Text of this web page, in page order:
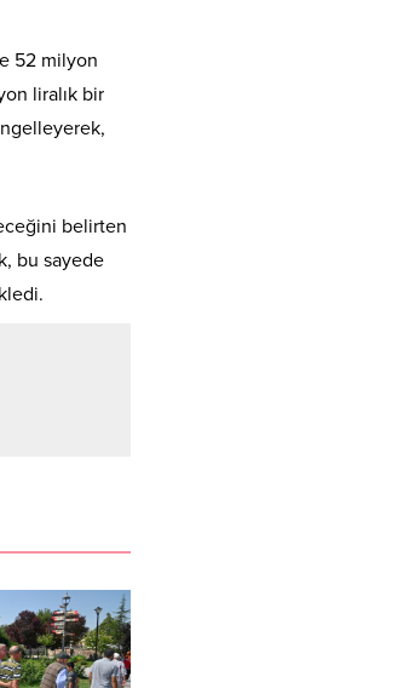
52 milyon
liralık bir
belirten
bu sayede